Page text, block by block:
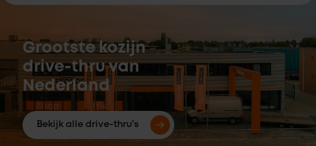
Grootste kozijn
drive-thru van
Nederland
Bekijk alle drive-thru's